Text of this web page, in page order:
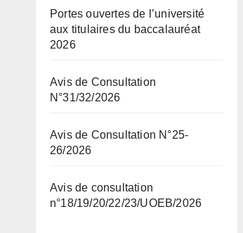
Portes ouvertes de l’université
aux titulaires du baccalauréat
2026
Avis de Consultation
N°31/32/2026
Avis de Consultation N°25-
26/2026
Avis de consultation
n°18/19/20/22/23/UOEB/2026